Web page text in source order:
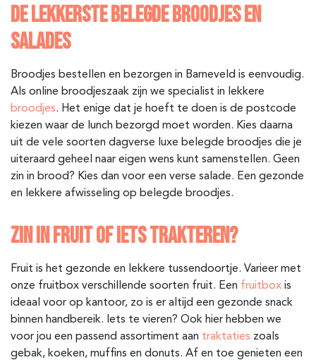
DE LEKKERSTE BELEGDE BROODJES EN
SALADES
Broodjes bestellen en bezorgen in Barneveld is eenvoudig.
Als online broodjeszaak zijn we specialist in lekkere
broodjes. Het enige dat je hoeft te doen is de postcode
kiezen waar de lunch bezorgd moet worden. Kies daarna
uit de vele soorten dagverse luxe belegde broodjes die je
uiteraard geheel naar eigen wens kunt samenstellen. Geen
zin in brood? Kies dan voor een verse salade. Een gezonde
en lekkere afwisseling op belegde broodjes.
ZIN IN FRUIT OF IETS TRAKTEREN?
Fruit is het gezonde en lekkere tussendoortje. Varieer met
onze fruitbox verschillende soorten fruit. Een fruitbox is
ideaal voor op kantoor, zo is er altijd een gezonde snack
binnen handbereik. Iets te vieren? Ook hier hebben we
voor jou een passend assortiment aan traktaties zoals
gebak, koeken, muffins en donuts. Af en toe genieten een